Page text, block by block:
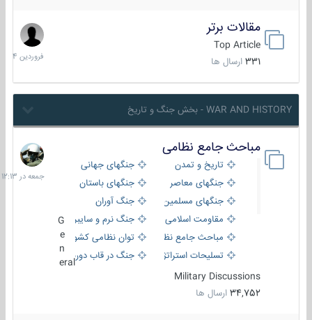
مقالات برتر
Top Article
331 ارسال ها
29
فروردین
1404
WAR AND HISTORY - بخش جنگ و تاریخ
مباحث جامع نظامی
تاریخ و تمدن
جنگهای جهانی
جنگهای معاصر
جنگهای باستان
جنگهای مسلمین
جنگ آوران
مقاومت اسلامی
جنگ نرم و سایبری
مباحث جامع نظامی
توان نظامی کشورها
تسلیحات استراتژیک
جنگ در قاب دوربین
eral
Military Discussions
34,752 ارسال ها
جمعه
در
12:13